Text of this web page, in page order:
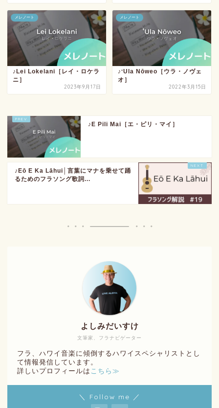
メレノート
♪Lei Lokelani［レイ・ロケラ
ニ］
2023年9月17日
メレノート
♪ʻUla Nōweo［ウラ・ノヴェ
オ］
2022年3月15日
♪E Pili Mai［エ・ピリ・マイ］
♪Eō E Ka Lāhui│言葉にマナを乗せて踊
るためのフラソング歌詞...
文筆家、フラナビゲーター
よしみだいすけ
フラ、ハワイ音楽に傾倒するハワイスペシャリストとし
て情報発信しています。
詳しいプロフィールは こちら≫
＼ Follow me ／